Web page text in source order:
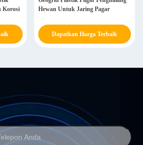
Korosi
Hewan Untuk Jaring Pagar
Dapatkan Harga Terbaik